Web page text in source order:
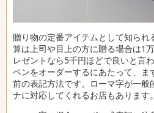
贈り物の定番アイテムとして知られ
算は上司や目上の方に贈る場合は1
レゼントなら5千円ほどで良いと言
ペンをオーダーするにあたって、ま
前の表記方法です。ローマ字が一般
ナに対応してくれるお店もあります。